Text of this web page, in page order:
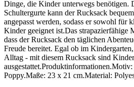
Dinge, die Kinder unterwegs benötigen.
Schultergurte kann der Rucksack
angepasst werden, sodass er sowohl für
Kinder geeignet ist.Das strapazierfähige
dass der Rucksack den täglichen
Freude bereitet. Egal ob im
Alltag - mit diesem Rucksack sind
Poppy.Maße: 23 x 21 cm.Material: